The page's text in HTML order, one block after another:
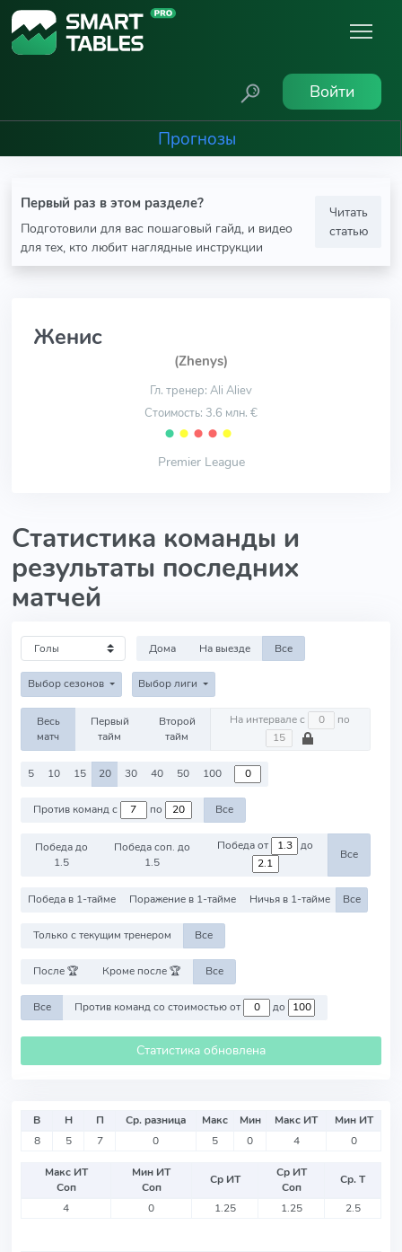
Войти
Прогнозы
Первый раз в этом разделе?
Подготовили для вас пошаговый гайд, и видео
для тех, кто любит наглядные инструкции
Читать
статью
Женис
(Zhenys)
Гл. тренер: Ali Aliev
Стоимость: 3.6 млн. €
⬤ ⬤ ⬤ ⬤ ⬤
Premier League
Статистика команды и
результаты последних
матчей
Дома На выезде Все
Выбор сезонов Выбор лиги
Весь
матч
Первый
тайм
Второй
тайм
На интервале с по
5 10 15 20 30 40 50 100
Против команд с по Все
Победа до
1.5
Победа соп. до
1.5
Победа от до
Все
Победа в 1-тайме Поражение в 1-тайме Ничья в 1-тайме Все
Только с текущим тренером Все
После 🏆 Кроме после 🏆 Все
Все Против команд со стоимостью от до
Статистика обновлена
В Н П Ср. разница Макс Мин Макс ИТ
Мин ИТ
8
5 7 0 5 0 4 0
Макс ИТ
Соп
Мин ИТ
Соп
Ср ИТ
Ср ИТ
Соп
Ср. Т
4
0 1.25 1.25 2.5